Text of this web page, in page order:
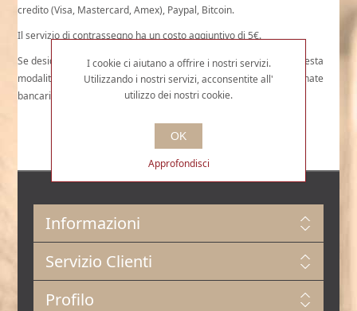
credito (Visa, Mastercard, Amex), Paypal, Bitcoin.
Il servizio di contrassegno ha un costo aggiuntivo di 5€.
Se desideri effettuare un bonifico bancario anticipato troverai questa
modalità di pagamento nelle opzioni, nonchè le coordinate
bancarie necessarie per effettuarlo.
Informazioni
Servizio Clienti
Profilo
I cookie ci aiutano a offrire i nostri servizi.
Utilizzando i nostri servizi, acconsentite all'
utilizzo dei nostri cookie.
OK
Approfondisci